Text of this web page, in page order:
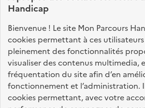
Handicap
Bienvenue ! Le site Mon Parcours
cookies permettant à ces
pleinement des fonctionnalités
visualiser des contenus multimedia,
fréquentation du site afin d’en
fonctionnement et l’administration.
cookies permettant, avec votre
Nos sites partenaires
info.gouv.fr service-public.fr
data.gouv.fr
Nos partenaires